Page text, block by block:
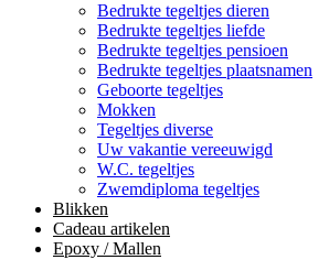
Bedrukte tegeltjes dieren
Bedrukte tegeltjes liefde
Bedrukte tegeltjes pensioen
Bedrukte tegeltjes plaatsnamen
Geboorte tegeltjes
Mokken
Tegeltjes diverse
Uw vakantie vereeuwigd
W.C. tegeltjes
Zwemdiploma tegeltjes
Blikken
Cadeau artikelen
Epoxy / Mallen